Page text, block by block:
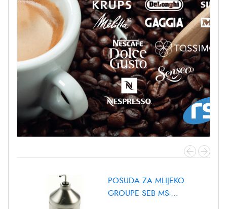
POSUDA ZA MLIJEKO
GROUPE SEB MS-